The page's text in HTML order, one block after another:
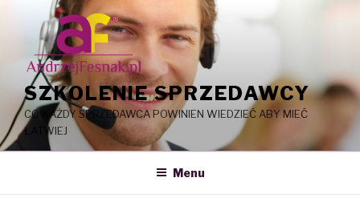
content
SZKOLENIE SPRZEDAWCY
CO KAŻDY SPRZEDAWCA POWINIEN WIEDZIEĆ ABY MIEĆ
ŁATWIEJ
Menu